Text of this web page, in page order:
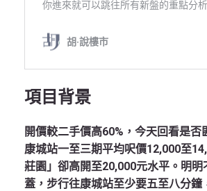
項目背景
開價較二手價高60%，今天回看是否
康城站一至三期平均呎價12,000至
莊園」卻高開至20,000元水平。明明
蓋，步行往康城站至少要五至八分鐘